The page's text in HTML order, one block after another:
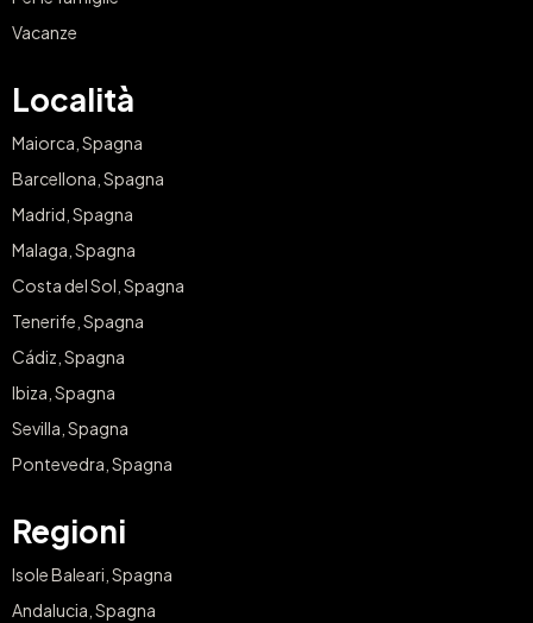
Vacanze
Località
Maiorca, Spagna
Barcellona, Spagna
Madrid, Spagna
Malaga, Spagna
Costa del Sol, Spagna
Tenerife, Spagna
Cádiz, Spagna
Ibiza, Spagna
Sevilla, Spagna
Pontevedra, Spagna
Regioni
Isole Baleari, Spagna
Andalucia, Spagna